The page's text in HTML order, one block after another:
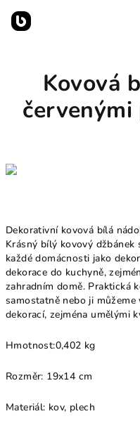
obsah
Kovová
Dekorativní kovová bílá
Krásný bílý kovový džbánek
každé domácnosti jako
dekorace do kuchyně,
zahradním domě. Praktická
samostatně nebo ji
dekorací, zejména umělými
Hmotnost:0,402 kg
Rozměr: 19x14 cm
Materiál: kov, plech